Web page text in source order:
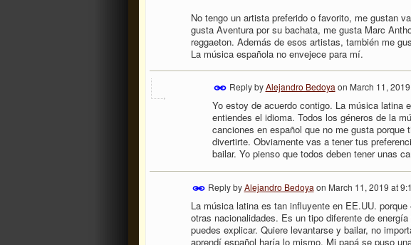
No tengo un artista preferido o favorito, me gustan
gusta Aventura por su bachata, me gusta Marc
reggaeton. Además de esos artistas, también me
La música española no envejece para mí.
Reply byAlejandro Bedoya on March 11,
Yo estoy de acuerdo contigo. La música latina
entiendes el idioma. Todos los géneros de la
canciones en español que no me gusta
divertirte. Obviamente vas a tener tus
bailar. Yo pienso que todos deben tener unas
Reply byAlejandro Bedoya on March 11, 2019 at
La música latina es tan influyente en EE.UU.
otras nacionalidades. Es un tipo diferente de
puedes explicar. Quiere levantarse y bailar, no
aprendí español haría lo mismo. Mi papá se puso